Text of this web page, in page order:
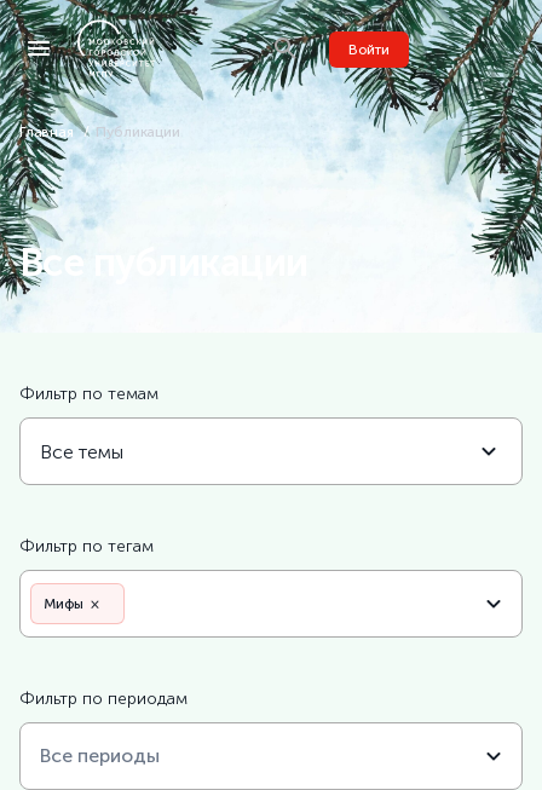
Войти
Главная Публикации
Все публикации
Фильтр по темам
Все темы
Фильтр по тегам
×
Мифы
Фильтр по периодам